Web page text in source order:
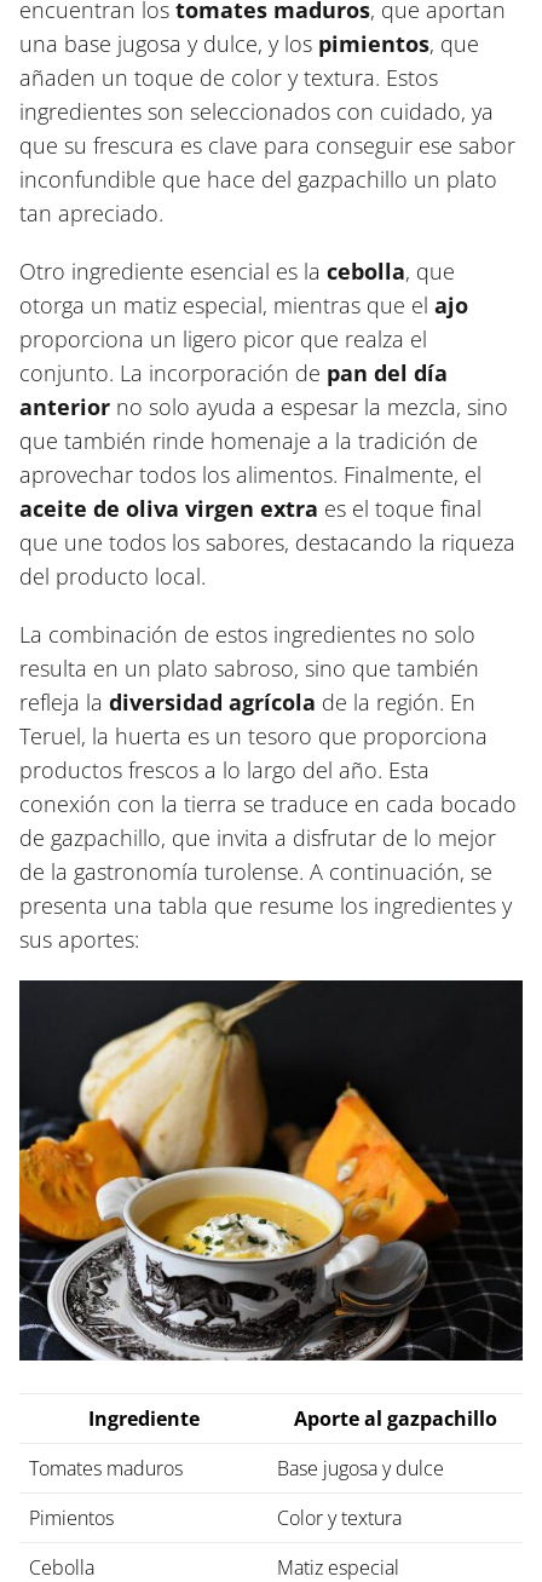
encuentran los tomates maduros, que aportan
una base jugosa y dulce, y los pimientos, que
añaden un toque de color y textura. Estos
ingredientes son seleccionados con cuidado, ya
que su frescura es clave para conseguir ese sabor
inconfundible que hace del gazpachillo un plato
tan apreciado.
Otro ingrediente esencial es la cebolla, que
otorga un matiz especial, mientras que el ajo
proporciona un ligero picor que realza el
conjunto. La incorporación de pan del día
anterior no solo ayuda a espesar la mezcla, sino
que también rinde homenaje a la tradición de
aprovechar todos los alimentos. Finalmente, el
aceite de oliva virgen extra es el toque final
que une todos los sabores, destacando la riqueza
del producto local.
La combinación de estos ingredientes no solo
resulta en un plato sabroso, sino que también
refleja la diversidad agrícola de la región. En
Teruel, la huerta es un tesoro que proporciona
productos frescos a lo largo del año. Esta
conexión con la tierra se traduce en cada bocado
de gazpachillo, que invita a disfrutar de lo mejor
de la gastronomía turolense. A continuación, se
presenta una tabla que resume los ingredientes y
sus aportes:
Ingrediente
Aporte al gazpachillo
Tomates maduros
Base jugosa y dulce
Pimientos
Color y textura
Cebolla
Matiz especial